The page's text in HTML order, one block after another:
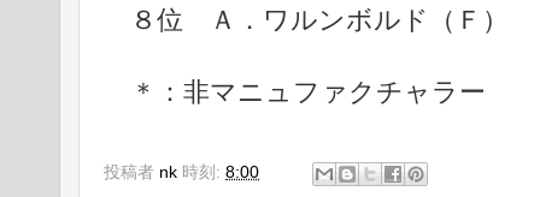
８位 Ａ．ワルンボルド（
＊：非マニュファクチャラー
投稿者 nk 時刻: 8:00